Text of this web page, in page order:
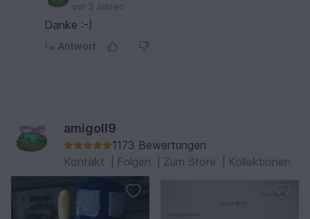
vor 3 Jahren
Danke :-)
Antwort
amigoll9
1173 Bewertungen
Kontakt
Folgen Zum Store Kollektionen